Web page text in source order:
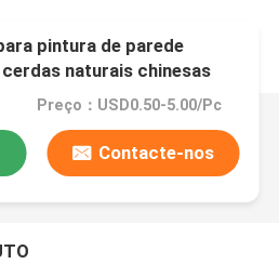
pintura de parede
naturais chinesas
Preço：USD0.50-5.00/Pc
Contacte-nos